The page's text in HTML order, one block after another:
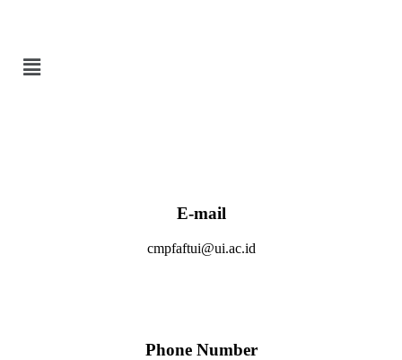
E-mail
cmpfaftui@ui.ac.id
Phone Number